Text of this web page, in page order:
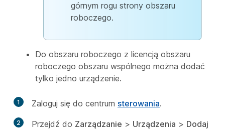
górnym rogu strony obszaru
roboczego.
Do obszaru roboczego z licencją obszaru
roboczego obszaru wspólnego można dodać
tylko jedno urządzenie.
1 Zaloguj się do centrum sterowania.
2 Przejdź do Zarządzanie > Urządzenia > Dodaj